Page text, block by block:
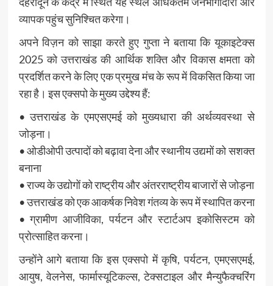
व्यापक पहुंच सुनिश्चित करेगा।
अपने विज़न को साझा करते हुए गुप्ता ने बताया कि यूकाइटेक्स
2025 को उत्तराखंड की आर्थिक शक्ति और विकास क्षमता को
प्रदर्शित करने के लिए एक प्रमुख मंच के रूप में विकसित किया जा
रहा है। इस एक्सपो के मुख्य उद्देश्य हैं:
• उत्तराखंड के एमएसएमई को मुख्यधारा की अर्थव्यवस्था से
जोड़ना।
• ओडीओपी उत्पादों को बढ़ावा देना और स्थानीय उद्यमों को सशक्त
बनाना
• राज्य के उद्योगों को राष्ट्रीय और अंतरराष्ट्रीय बाजारों से जोड़ना
• उत्तराखंड को एक आकर्षक निवेश गंतव्य के रूप में स्थापित करना
• ग्रामीण आजीविका, पर्यटन और स्टार्टअप इकोसिस्टम को
प्रोत्साहित करना।
उन्होंने आगे बताया कि इस एक्सपो में कृषि, पर्यटन, एमएसएमई,
आयुष, वेलनेस, फार्मास्यूटिकल्स, टेक्सटाइल और मैन्युफैक्चरिंग